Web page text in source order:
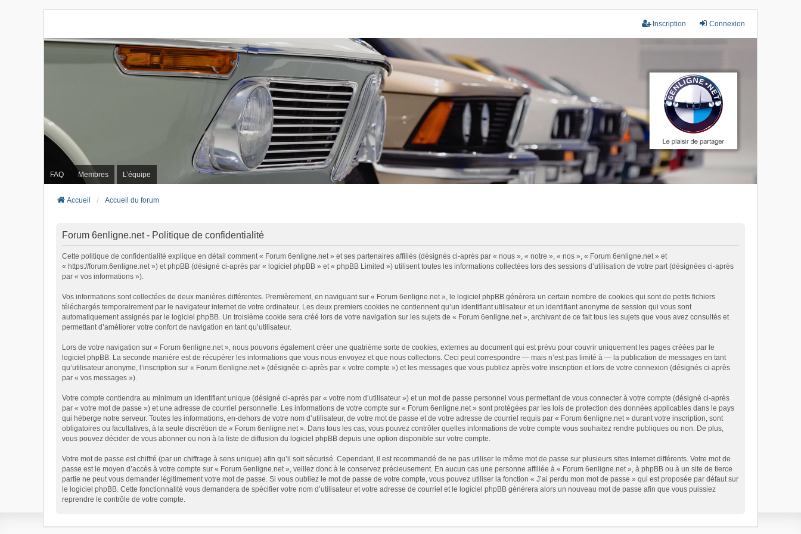
Connexion
Inscription
FAQ Membres L’équipe
Accueil Accueil du forum
Forum 6enligne.net - Politique de confidentialité
Cette politique de confidentialité explique en détail comment « Forum 6enligne.net » et ses partenaires affiliés (désignés ci-après par « nous », « notre », « nos », « Forum 6enligne.net » et
« https://forum.6enligne.net ») et phpBB (désigné ci-après par « logiciel phpBB » et « phpBB Limited ») utilisent toutes les informations collectées lors des sessions d’utilisation de votre part (désignées ci-après
par « vos informations »).
Vos informations sont collectées de deux manières différentes. Premièrement, en naviguant sur « Forum 6enligne.net », le logiciel phpBB génèrera un certain nombre de cookies qui sont de petits fichiers
téléchargés temporairement par le navigateur internet de votre ordinateur. Les deux premiers cookies ne contiennent qu’un identifiant utilisateur et un identifiant anonyme de session qui vous sont
automatiquement assignés par le logiciel phpBB. Un troisième cookie sera créé lors de votre navigation sur les sujets de « Forum 6enligne.net », archivant de ce fait tous les sujets que vous avez consultés et
permettant d’améliorer votre confort de navigation en tant qu’utilisateur.
Lors de votre navigation sur « Forum 6enligne.net », nous pouvons également créer une quatrième sorte de cookies, externes au document qui est prévu pour couvrir uniquement les pages créées par le
logiciel phpBB. La seconde manière est de récupérer les informations que vous nous envoyez et que nous collectons. Ceci peut correspondre — mais n’est pas limité à — la publication de messages en tant
qu’utilisateur anonyme, l’inscription sur « Forum 6enligne.net » (désignée ci-après par « votre compte ») et les messages que vous publiez après votre inscription et lors de votre connexion (désignés ci-après
par « vos messages »).
Votre compte contiendra au minimum un identifiant unique (désigné ci-après par « votre nom d’utilisateur ») et un mot de passe personnel vous permettant de vous connecter à votre compte (désigné ci-après
par « votre mot de passe ») et une adresse de courriel personnelle. Les informations de votre compte sur « Forum 6enligne.net » sont protégées par les lois de protection des données applicables dans le pays
qui héberge notre serveur. Toutes les informations, en-dehors de votre nom d’utilisateur, de votre mot de passe et de votre adresse de courriel requis par « Forum 6enligne.net » durant votre inscription, sont
obligatoires ou facultatives, à la seule discrétion de « Forum 6enligne.net ». Dans tous les cas, vous pouvez contrôler quelles informations de votre compte vous souhaitez rendre publiques ou non. De plus,
vous pouvez décider de vous abonner ou non à la liste de diffusion du logiciel phpBB depuis une option disponible sur votre compte.
Votre mot de passe est chiffré (par un chiffrage à sens unique) afin qu’il soit sécurisé. Cependant, il est recommandé de ne pas utiliser le même mot de passe sur plusieurs sites internet différents. Votre mot de
passe est le moyen d’accès à votre compte sur « Forum 6enligne.net », veillez donc à le conservez précieusement. En aucun cas une personne affiliée à « Forum 6enligne.net », à phpBB ou à un site de tierce
partie ne peut vous demander légitimement votre mot de passe. Si vous oubliez le mot de passe de votre compte, vous pouvez utiliser la fonction « J’ai perdu mon mot de passe » qui est proposée par défaut sur
le logiciel phpBB. Cette fonctionnalité vous demandera de spécifier votre nom d’utilisateur et votre adresse de courriel et le logiciel phpBB générera alors un nouveau mot de passe afin que vous puissiez
reprendre le contrôle de votre compte.